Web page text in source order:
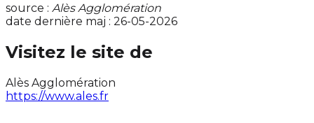
source : Alès Agglomération
date dernière maj : 26-05-2026
Visitez le site de
Alès Agglomération
https://www.ales.fr